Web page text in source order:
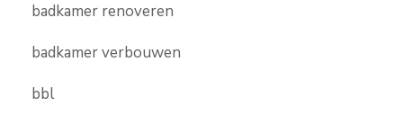
badkamer renoveren
badkamer verbouwen
bbl